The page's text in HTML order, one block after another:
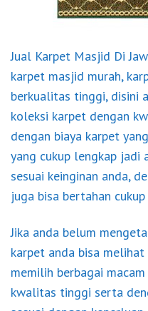
Jual Karpet Masjid Di
karpet masjid murah,
berkualitas tinggi, disini
koleksi karpet dengan
dengan biaya karpet
yang cukup lengkap jadi
sesuai keinginan anda,
juga bisa bertahan
Jika anda belum
karpet anda bisa
memilih berbagai
kwalitas tinggi serta